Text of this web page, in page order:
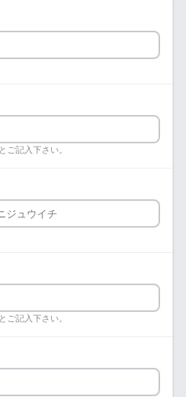
ご記入下さい。
ご記入下さい。